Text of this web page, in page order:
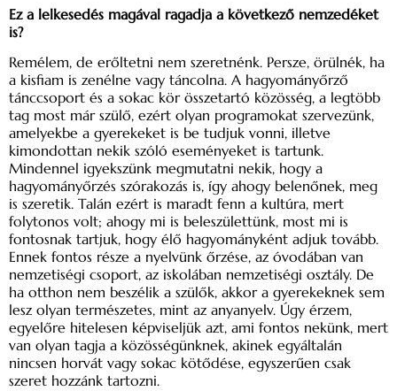
Ez a lelkesedés magával ragadja a következő nemzedéket
is?
Remélem, de erőltetni nem szeretnénk. Persze, örülnék, ha
a kisfiam is zenélne vagy táncolna. A hagyomány­őrző
tánccsoport és a sokac kör össze­tartó közösség, a legtöbb
tag most már szülő, ezért olyan programokat szervezünk,
amelyekbe a gyerekeket is be tudjuk vonni, illetve
kimondottan nekik szóló eseményeket is tartunk.
Mindennel igyekszünk megmutatni nekik, hogy a
hagyományőrzés szórakozás is, így ahogy belenőnek, meg
is szeretik. Talán ezért is maradt fenn a kultúra, mert
folytonos volt; ahogy mi is beleszülettünk, most mi is
fontosnak tartjuk, hogy élő hagyományként adjuk tovább.
Ennek fontos része a nyelvünk őrzése, az óvodában van
nemzetiségi csoport, az iskolában nemzetiségi osztály. De
ha otthon nem beszélik a szülők, akkor a gyerekeknek sem
lesz olyan természetes, mint az anyanyelv. Úgy érzem,
egyelőre hitelesen képviseljük azt, ami fontos nekünk, mert
van olyan tagja a közösségünknek, akinek egyáltalán
nincsen horvát vagy sokac kötődése, egyszerűen csak
szeret hozzánk tartozni.